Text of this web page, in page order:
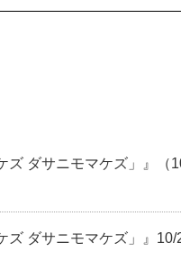
ズ ダサニモマケズ」』
ズ ダサニモマケズ」』